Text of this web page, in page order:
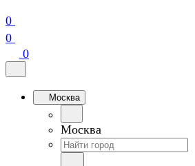
0
0
0
Москва
Москва